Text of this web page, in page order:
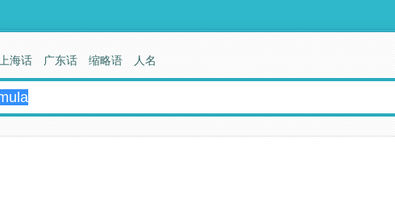
上海话 广东话 缩略语 人名